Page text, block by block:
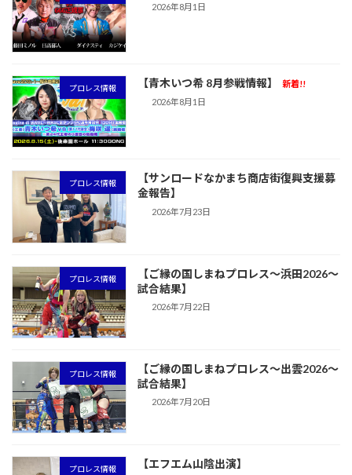
2026年8月1日
プロレス情報 【青木いつ希 8月参戦情報】
新着!!
2026年8月1日
プロレス情報
【サンロードなかまち商店街復興支援募
金報告】
2026年7月23日
プロレス情報
【ご縁の国しまねプロレス〜浜田2026〜
試合結果】
2026年7月22日
プロレス情報
【ご縁の国しまねプロレス〜出雲2026〜
試合結果】
2026年7月20日
プロレス情報 【エフエム山陰出演】